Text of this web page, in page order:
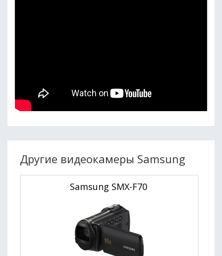
Другие видеокамеры Samsung
Samsung SMX-F70